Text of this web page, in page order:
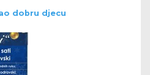
dobru djecu